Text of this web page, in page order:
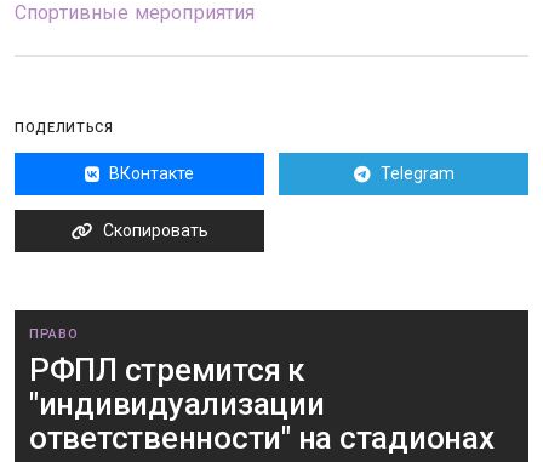
Спортивные мероприятия
ПОДЕЛИТЬСЯ
ВКонтакте Telegram
Скопировать
ПРАВО
РФПЛ стремится к
"индивидуализации
ответственности" на стадионах